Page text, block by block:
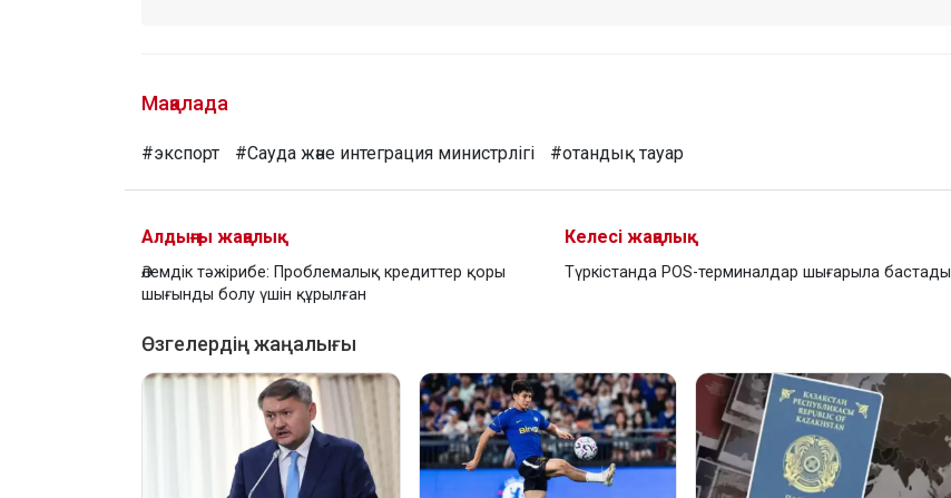
Мақалада
#экспорт #Сауда және интеграция министрлігі #отандық тауар
Алдыңғы жаңалық
Әлемдік тәжірибе: Проблемалық кредиттер қоры
шығынды болу үшін құрылған
Келесі жаңалық
Түркістанда POS-терминалдар шығарыла бастады